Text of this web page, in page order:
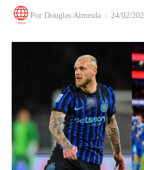
Por Douglas Almeida 24/02/